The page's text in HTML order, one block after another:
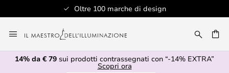
Oltre 100 marche di design
al
contenuto
14% da € 79 sui prodotti contrassegnati con “-14% EXTRA”
Scopri ora